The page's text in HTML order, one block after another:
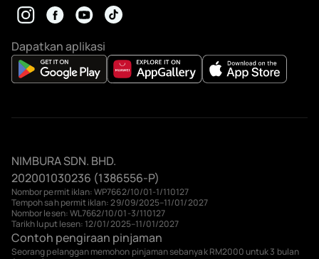
Dapatkan aplikasi
NIMBURA SDN. BHD.
202001030236 (1386556-P)
Nombor permit iklan: WP7662/10/01-1/110127
Tempoh sah permit iklan: 29/09/2025–11/01/2027
Nombor lesen: WL7662/10/01-3/110127
Tarikh luput lesen: 12/01/2025–11/01/2027
Contoh pengiraan pinjaman
Seorang pelanggan memohon pinjaman sebanyak RM2000 untuk 3 bulan